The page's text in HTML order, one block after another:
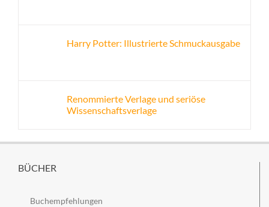
Harry Potter: Illustrierte Schmuckausgabe
Renommierte Verlage und seriöse
Wissenschaftsverlage
BÜCHER
Buchempfehlungen